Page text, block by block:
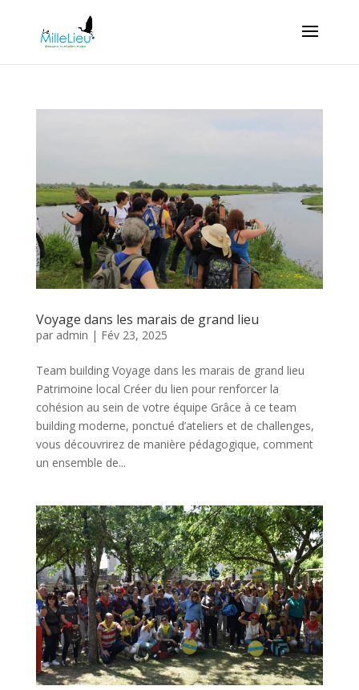
Voyage dans les marais de grand lieu
par admin | Fév 23, 2025
Team building Voyage dans les marais de grand lieu
Patrimoine local Créer du lien pour renforcer la
cohésion au sein de votre équipe Grâce à ce team
building moderne, ponctué d’ateliers et de challenges,
vous découvrirez de manière pédagogique, comment
un ensemble de...